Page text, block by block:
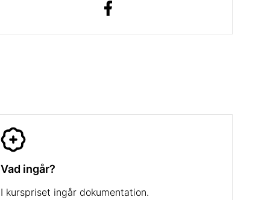
Vad ingår?
I kurspriset ingår dokumentation.